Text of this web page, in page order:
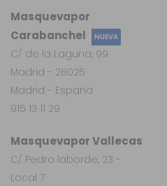
Masquevapor
Carabanchel
NUEVA
C/ de la Laguna, 99
Madrid - 28025
Madrid - España
915 13 11 29
Masquevapor Vallecas
C/ Pedro laborde, 23 -
Local 7